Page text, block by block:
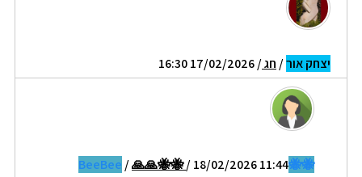
יצחק אור/ חג/ 17/02/2026 16:30
🐝🐝BeeBee
/🙏🙏🐝🐝/ 18/02/2026 11:44